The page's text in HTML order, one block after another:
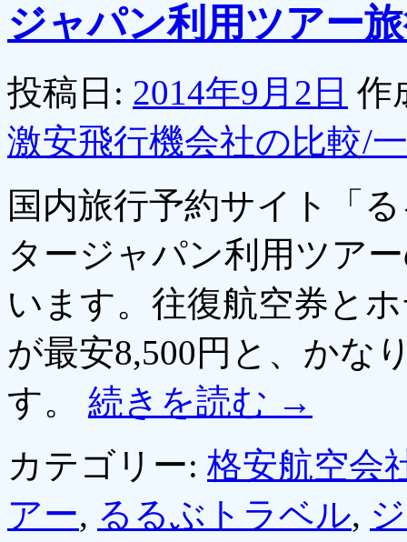
ジャパン利用ツアー
投稿日: 2014年9月2日 作
激安飛行機会社の比較/
国内旅行予約サイト「
タージャパン利用ツア
います。往復航空券と
が最安8,500円と、かな
す。 続きを読む →
カテゴリー: 格安航空会
アー, るるぶトラベル,